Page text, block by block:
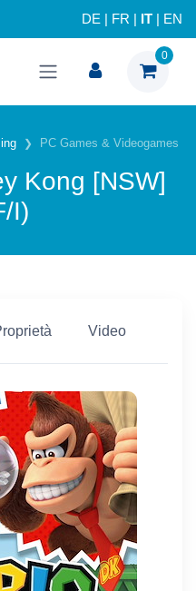
DE FR IT EN
0
PC Games & Videogames
Kong [NSW]
I)
Video